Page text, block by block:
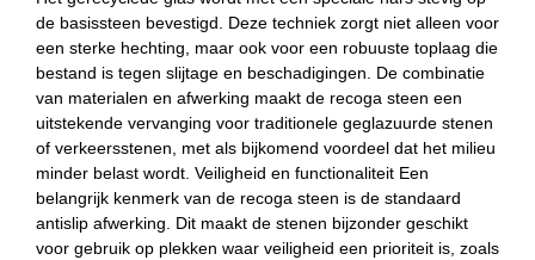
de basissteen bevestigd. Deze techniek zorgt niet alleen voor
een sterke hechting, maar ook voor een robuuste toplaag die
bestand is tegen slijtage en beschadigingen. De combinatie
van materialen en afwerking maakt de recoga steen een
uitstekende vervanging voor traditionele geglazuurde stenen
of verkeersstenen, met als bijkomend voordeel dat het milieu
minder belast wordt. Veiligheid en functionaliteit Een
belangrijk kenmerk van de recoga steen is de standaard
antislip afwerking. Dit maakt de stenen bijzonder geschikt
voor gebruik op plekken waar veiligheid een prioriteit is, zoals